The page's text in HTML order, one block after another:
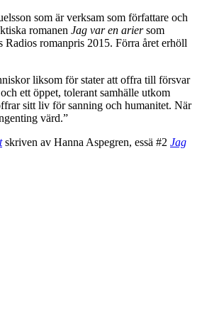
som är verksam som författare och
romanen Jag var en ariersom
Radios romanpris 2015. Förra året erhöll
liksom för stater att offra till försvar
ett öppet, tolerant samhälle utkom
sitt liv för sanning och humanitet. När
värd.”
skriven av Hanna Aspegren, essä #2 Jag